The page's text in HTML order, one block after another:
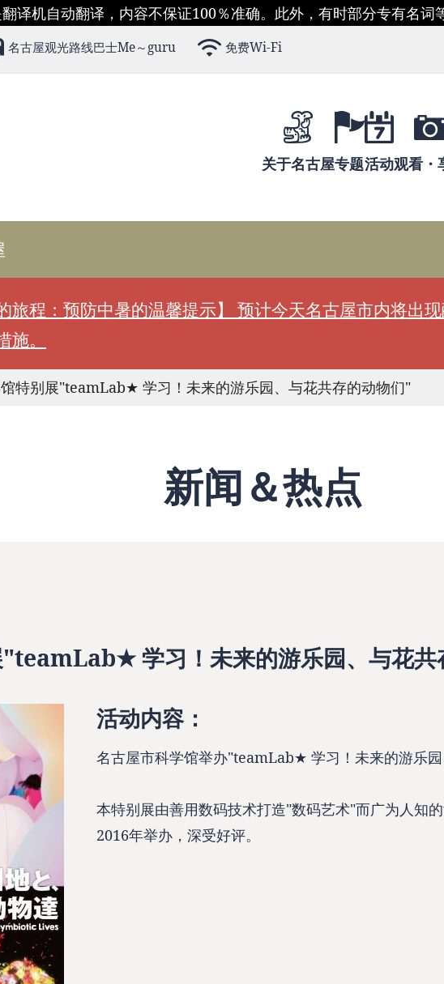
译机自动翻译，内容不保证100％准确。此外，有时部分专有名词
名古屋观光路线巴士Me～guru 免费Wi-Fi
关于名古屋专题活动观看・
旅程：预防中暑的温馨提示】 预计今天名古屋市内将出
。
特别展"teamLab★ 学习！未来的游乐园、与花共存的动物们"
新闻＆热点
学习！未来的游乐园、与花共
活动内容：
名古屋市科学馆举办"teamLab★ 学习！未来的游乐园
本特别展由善用数码技术打造"数码艺术"而广为人知
2016年举办，深受好评。